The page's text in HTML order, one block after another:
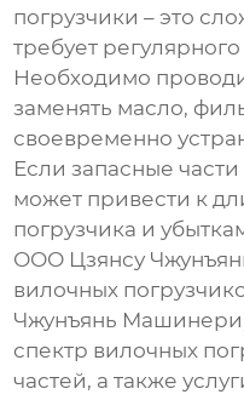
погрузчики – это
требует
Необходимо
заменять масло,
своевременно
Если запасные
может привести к
погрузчика и
ООО Цзянсу
вилочных
Чжунъянь
спектр вилочных
частей, а также